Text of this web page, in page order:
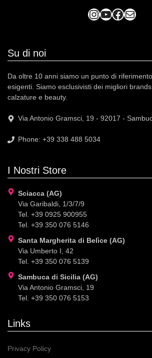
Instagram
YouTube
Mail
Su di noi
Da oltre 10 anni siamo un punto di
esigenti. Siamo esclusivisti dei migliori brands
calzature e beauty.
Via Antonio Gramsci, 19 - 92017 -
Phone: +39 338 488 5034
I Nostri Store
Sciacca (AG)
Via Garibaldi, 1/3/7/9
Tel. +39 0925 900955
Tel. +39 350 076 5146
Santa Margherita di Belìce (AG)
Via Umberto I, 42
Tel. +39 350 076 5139
Sambuca di Sicilia (AG)
Via Antonio Gramsci, 19
Tel. +39 350 076 5153
Links
Privacy Policy